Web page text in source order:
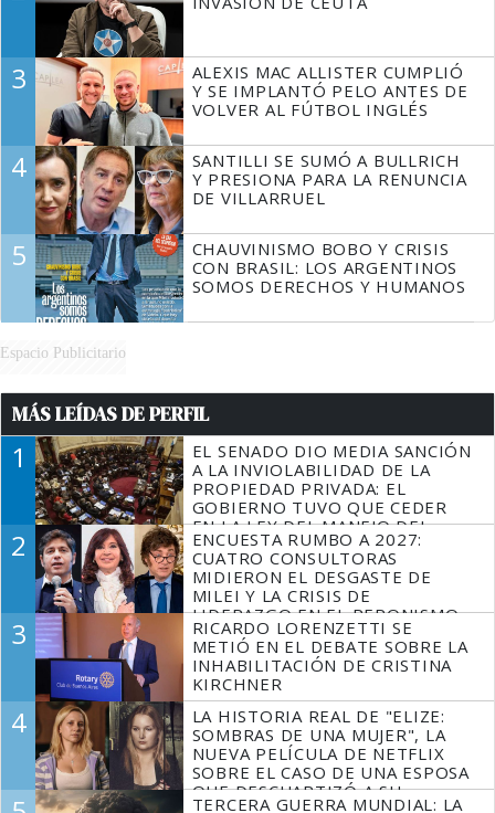
3
ALEXIS MAC ALLISTER CUMPLIÓ
Y SE IMPLANTÓ PELO ANTES DE
VOLVER AL FÚTBOL INGLÉS
4
SANTILLI SE SUMÓ A BULLRICH
Y PRESIONA PARA LA RENUNCIA
DE VILLARRUEL
5
CHAUVINISMO BOBO Y CRISIS
CON BRASIL: LOS ARGENTINOS
SOMOS DERECHOS Y HUMANOS
Espacio Publicitario
MÁS LEÍDAS DE PERFIL
1
EL SENADO DIO MEDIA SANCIÓN
A LA INVIOLABILIDAD DE LA
PROPIEDAD PRIVADA: EL
GOBIERNO TUVO QUE CEDER
EN LA LEY DEL MANEJO DEL
FUEGO
2
ENCUESTA RUMBO A 2027:
CUATRO CONSULTORAS
MIDIERON EL DESGASTE DE
MILEI Y LA CRISIS DE
LIDERAZGO EN EL PERONISMO
3
RICARDO LORENZETTI SE
METIÓ EN EL DEBATE SOBRE LA
INHABILITACIÓN DE CRISTINA
KIRCHNER
4
LA HISTORIA REAL DE "ELIZE:
SOMBRAS DE UNA MUJER", LA
NUEVA PELÍCULA DE NETFLIX
SOBRE EL CASO DE UNA ESPOSA
QUE DESCUARTIZÓ A SU
TERCERA GUERRA MUNDIAL: LA